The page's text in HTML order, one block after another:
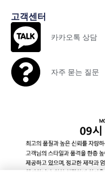
고객센터
카카오톡 상담
자주 묻는 질문